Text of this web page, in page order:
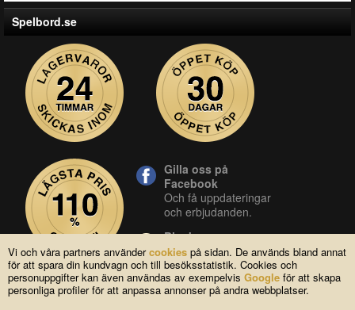
Vi och våra partners användercookies på sidan. De används bland annat
för att spara din kundvagn och till besöksstatistik. Cookies och
personuppgifter kan även användas av exempelvis Google för att skapa
personliga profiler för att anpassa annonser på andra webbplatser.
Spelbord.se
Gilla oss på
Facebook
Och få uppdateringar
och erbjudanden.
Blocket
Vår butik på blocket.
YouTube
Se våra produkter live